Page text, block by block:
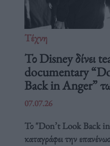
Τέχνη
Το Disney δίνει
documentary
Back in Anger”
07.07.26
Το "Don’t Look Back
καταγράφει την